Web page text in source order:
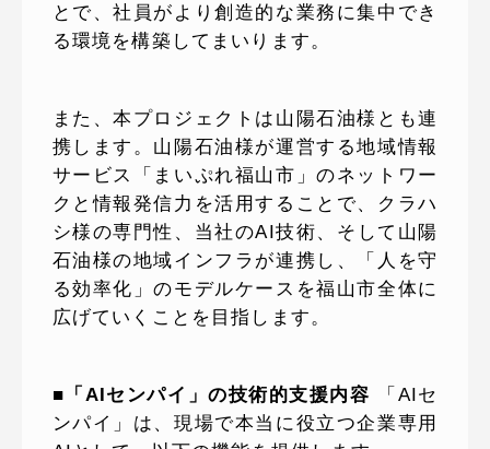
とで、社員がより創造的な業務に集中でき
る環境を構築してまいります。
また、本プロジェクトは山陽石油様とも連
携します。山陽石油様が運営する地域情報
サービス「まいぷれ福山市」のネットワー
クと情報発信力を活用することで、クラハ
シ様の専門性、当社のAI技術、そして山陽
石油様の地域インフラが連携し、「人を守
る効率化」のモデルケースを福山市全体に
広げていくことを目指します。
■「AIセンパイ」の技術的支援内容 「AIセ
ンパイ」は、現場で本当に役立つ企業専用